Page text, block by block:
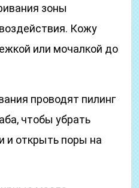
зоны
Кожу
или мочалкой до
проводят пилинг
чтобы убрать
и открыть поры на